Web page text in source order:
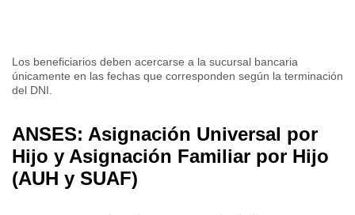
Los beneficiarios deben acercarse a la sucursal bancaria
únicamente en las fechas que corresponden según la terminación
del DNI.
ANSES: Asignación Universal por
Hijo y Asignación Familiar por Hijo
(AUH y SUAF)